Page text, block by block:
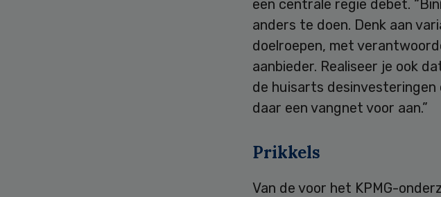
een centrale regie debet.
anders te doen. Denk aan
doelroepen, met
aanbieder. Realiseer je ook
de huisarts
daar een vangnet voor aan.”
Prikkels
Van de voor het KPMG-